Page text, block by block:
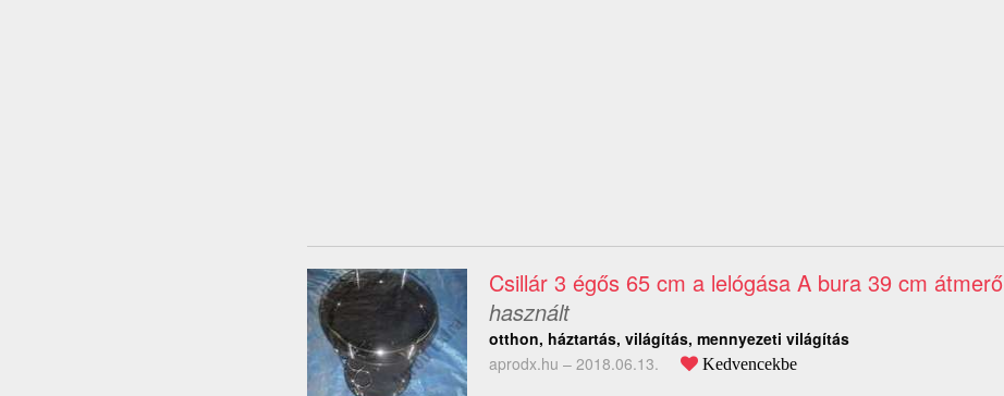
Csillár 3 égős 65 cm a lelógása A bura 39 cm átmerő
használt
otthon, háztartás, világítás, mennyezeti világítás
aprodx.hu – 2018.06.13. Kedvencekbe